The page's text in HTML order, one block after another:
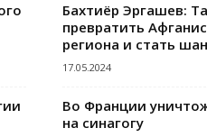
Бахтиёр Эргашев:
превратить
региона и стать
17.05.2024
Во Франции
на синагогу